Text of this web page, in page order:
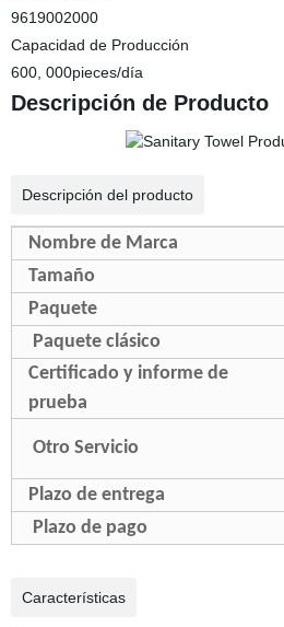
9619002000
Capacidad de Producción
600, 000pieces/día
Descripción de Producto
Descripción del producto
Nombre de Marca
Tamaño
Paquete
Paquete clásico
Certificado y informe de
prueba
Otro Servicio
Plazo de entrega
Plazo de pago
Características